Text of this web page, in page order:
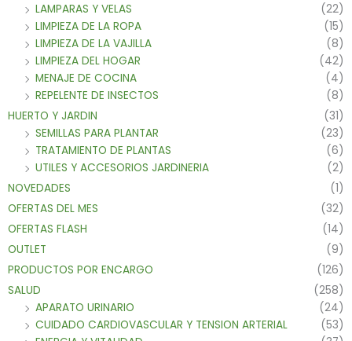
LAMPARAS Y VELAS
(22)
LIMPIEZA DE LA ROPA
(15)
LIMPIEZA DE LA VAJILLA
(8)
LIMPIEZA DEL HOGAR
(42)
MENAJE DE COCINA
(4)
REPELENTE DE INSECTOS
(8)
HUERTO Y JARDIN
(31)
SEMILLAS PARA PLANTAR
(23)
TRATAMIENTO DE PLANTAS
(6)
UTILES Y ACCESORIOS JARDINERIA
(2)
NOVEDADES
(1)
OFERTAS DEL MES
(32)
OFERTAS FLASH
(14)
OUTLET
(9)
PRODUCTOS POR ENCARGO
(126)
SALUD
(258)
APARATO URINARIO
(24)
CUIDADO CARDIOVASCULAR Y TENSION ARTERIAL
(53)